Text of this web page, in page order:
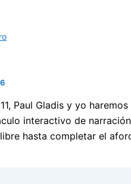
Paul Gladis y yo
interactivo de
hasta completar el